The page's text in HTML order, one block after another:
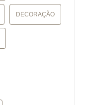
DECORAÇÃO